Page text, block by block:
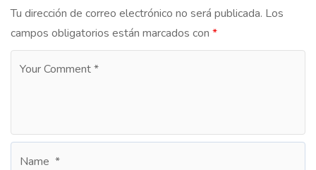
Tu dirección de correo electrónico no será publicada. Los
campos obligatorios están marcados con *